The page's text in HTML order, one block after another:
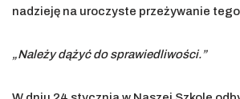
nadzieję na uroczyste przeżywanie
„Należy dążyć do sprawiedliwości.”